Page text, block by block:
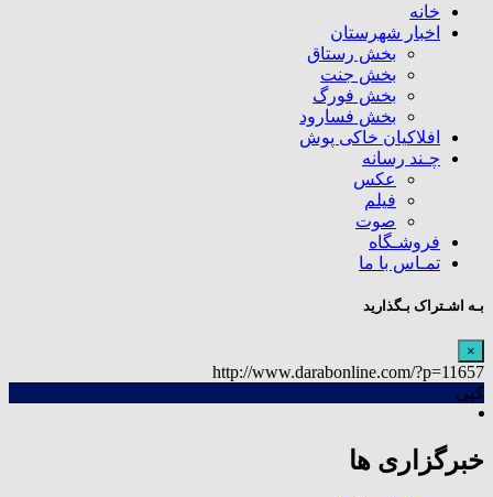
خانه
اخبار شهرستان
بخش رستاق
بخش جنت
بخش فورگ
بخش فسارود
افلاکیان خاکی پوش
چـند رسانه
عکس
فیلم
صوت
فروشـگاه
تمـاس با ما
بـه اشـتراک بـگذارید
×
http://www.darabonline.com/?p=11657
کپی
خبرگزاری ها